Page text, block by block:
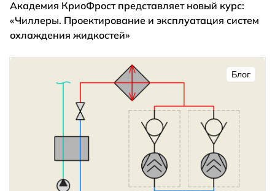
Академия КриоФрост представляет новый курс:
«Чиллеры. Проектирование и эксплуатация систем
охлаждения жидкостей»
Блог